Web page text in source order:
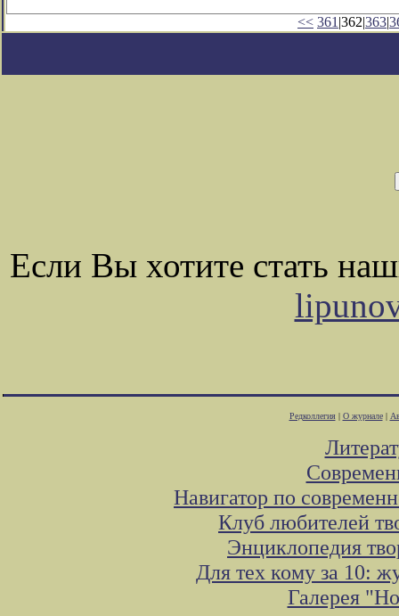
<< 361 |362|363|
Если Вы хотите стать
Редколлегия| О журнале|
Навигатор по
Клуб любителей
Энциклопедия
Для тех кому за 10:
Галерея